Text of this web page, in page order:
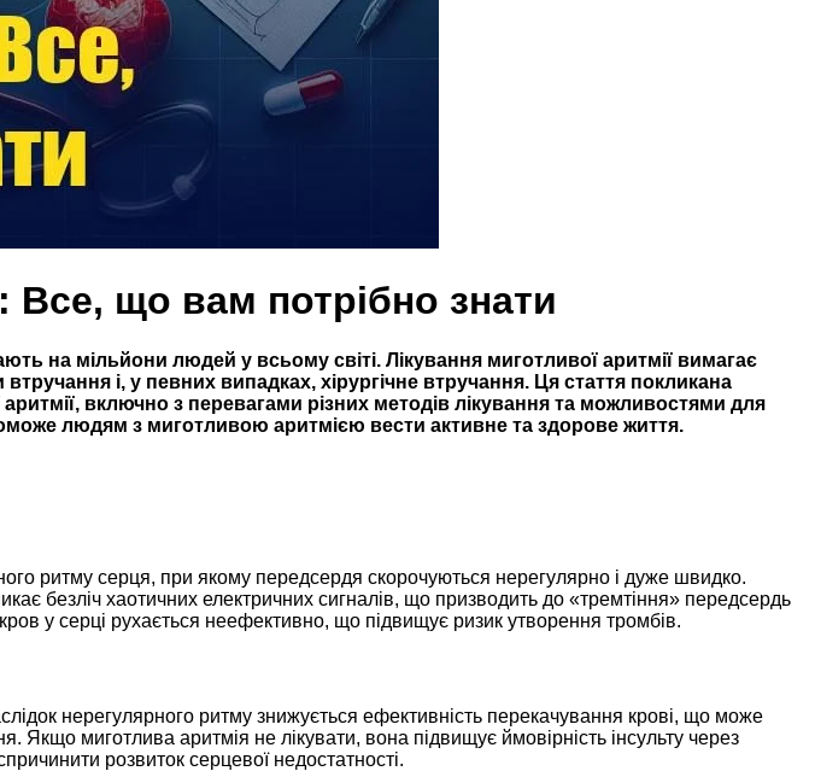
Все, що вам потрібно знати
на мільйони людей у всьому світі. Лікування миготливої аритмії вимагає
і, у певних випадках, хірургічне втручання. Ця стаття покликана
включно з перевагами різних методів лікування та можливостями для
людям з миготливою аритмією вести активне та здорове життя.
ритму серця, при якому передсердя скорочуються нерегулярно і дуже швидко.
безліч хаотичних електричних сигналів, що призводить до «тремтіння» передсердь
у серці рухається неефективно, що підвищує ризик утворення тромбів.
нерегулярного ритму знижується ефективність перекачування крові, що може
Якщо миготлива аритмія не лікувати, вона підвищує ймовірність інсульту через
розвиток серцевої недостатності.